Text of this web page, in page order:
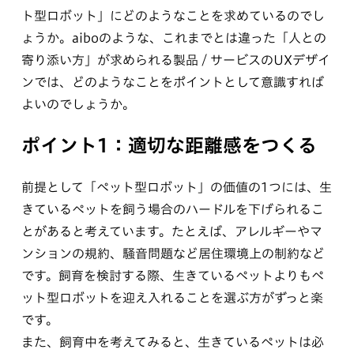
ト型ロボット」にどのようなことを求めているのでし
ょうか。aiboのような、これまでとは違った「人との
寄り添い方」が求められる製品 / サービスのUXデザイ
ンでは、どのようなことをポイントとして意識すれば
よいのでしょうか。
ポイント1：適切な距離感をつくる
前提として「ペット型ロボット」の価値の1つには、生
きているペットを飼う場合のハードルを下げられるこ
とがあると考えています。たとえば、アレルギーやマ
ンションの規約、騒音問題など居住環境上の制約など
です。飼育を検討する際、生きているペットよりもペ
ット型ロボットを迎え入れることを選ぶ方がずっと楽
です。
また、飼育中を考えてみると、生きているペットは必